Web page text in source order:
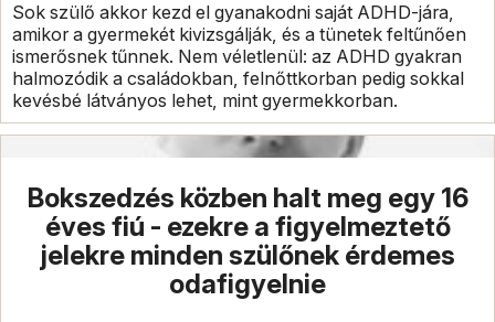
Sok szülő akkor kezd el gyanakodni saját ADHD-jára,
amikor a gyermekét kivizsgálják, és a tünetek feltűnően
ismerősnek tűnnek. Nem véletlenül: az ADHD gyakran
halmozódik a családokban, felnőttkorban pedig sokkal
kevésbé látványos lehet, mint gyermekkorban.
Bokszedzés közben halt meg egy 16
éves fiú - ezekre a figyelmeztető
jelekre minden szülőnek érdemes
odafigyelnie